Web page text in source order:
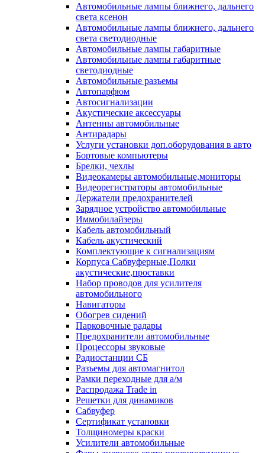
Автомобильные лампы ближнего, дальнего
света ксенон
Автомобильные лампы ближнего, дальнего
света светодиодные
Автомобильные лампы габаритные
Автомобильные лампы габаритные
светодиодные
Автомобильные разъемы
Автопарфюм
Автосигнализации
Акустические аксессуары
Антенны автомобильные
Антирадары
Услуги установки доп.оборудования в авто
Бортовые компьютеры
Брелки, чехлы
Видеокамеры автомобильные,мониторы
Видеорегистраторы автомобильные
Держатели предохранителей
Зарядное устройство автомобильные
Иммобилайзеры
Кабель автомобильный
Кабель акустический
Комплектующие к сигнализациям
Корпуса Сабвуферные,Полки
акустические,проставки
Набор проводов для усилителя
автомобильного
Навигаторы
Обогрев сидений
Парковочные радары
Предохранители автомобильные
Процессоры звуковые
Радиостанции СБ
Разъемы для автомагнитол
Рамки переходные для а/м
Распродажа Trade in
Решетки для динамиков
Сабвуфер
Сертификат установки
Толщиномеры краски
Усилители автомобильные